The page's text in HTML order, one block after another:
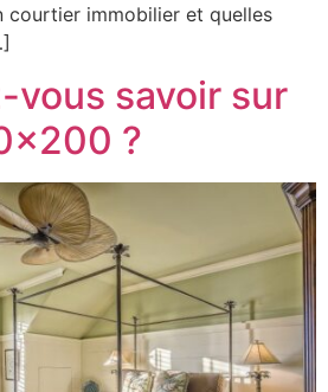
courtier immobilier et quelles
vous savoir sur
?